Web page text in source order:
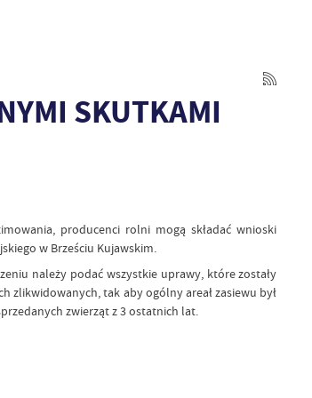
SKUTKAMI
producenci rolni mogą składać wnioski
w Brześciu Kujawskim.
należy podać wszystkie uprawy, które zostały
zlikwidowanych, tak aby ogólny areał zasiewu był
zwierząt z 3 ostatnich lat.